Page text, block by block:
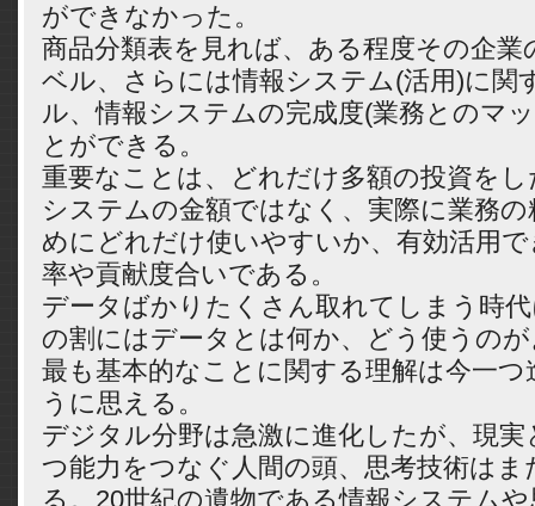
ができなかった。
商品分類表を見れば、ある程度その企業
ベル、さらには情報システム(活用)に関
ル、情報システムの完成度(業務とのマ
とができる。
重要なことは、どれだけ多額の投資を
システムの金額ではなく、実際に業務
めにどれだけ使いやすいか、有効活用
率や貢献度合いである。
データばかりたくさん取れてしまう時
の割にはデータとは何か、どう使うの
最も基本的なことに関する理解は今一
うに思える。
デジタル分野は急激に進化したが、現
つ能力をつなぐ人間の頭、思考技術はま
る。20世紀の遺物である情報システム